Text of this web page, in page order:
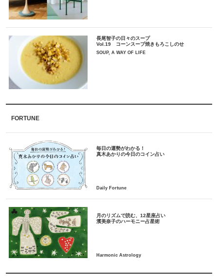
長尾智子の日々のスープ
Vol.19 コーンスープ焼きもろこしのせ
SOUP, A WAY OF LIFE
FORTUNE
毎日の運勢がわかる！
月のリズムで読む、12星座占い